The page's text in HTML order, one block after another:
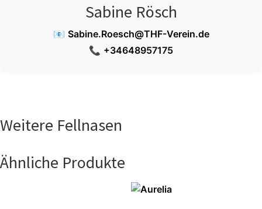
Sabine Rösch
📧 Sabine.Roesch@THF-Verein.de
📞 +34648957175
Weitere Fellnasen
Ähnliche Produkte